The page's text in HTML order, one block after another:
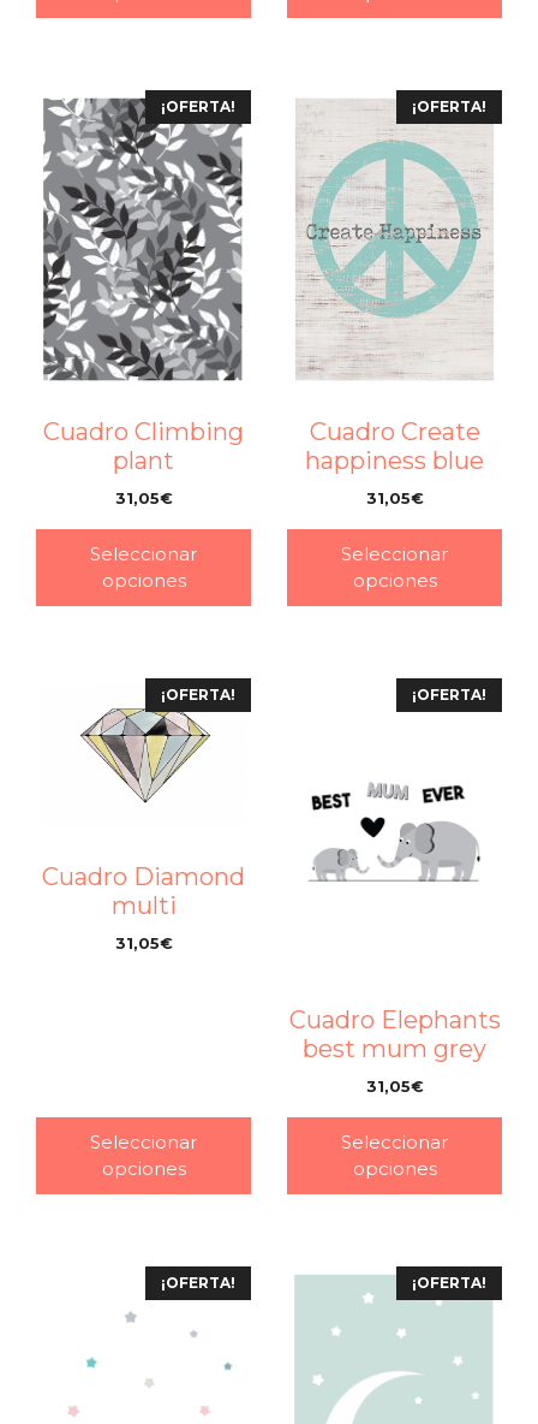
¡OFERTA!
Cuadro Climbing
plant
31,05€
Seleccionar
opciones
¡OFERTA!
Cuadro Create
happiness blue
31,05€
Seleccionar
opciones
¡OFERTA!
Cuadro Diamond
multi
31,05€
Seleccionar
opciones
¡OFERTA!
Cuadro Elephants
best mum grey
31,05€
Seleccionar
opciones
¡OFERTA! ¡OFERTA!